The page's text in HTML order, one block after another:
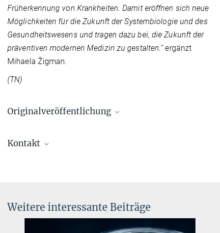
Früherkennung von Krankheiten. Damit eröffnen sich neue
Möglichkeiten für die Zukunft der Systembiologie und des
Gesundheitswesens und tragen dazu bei, die Zukunft der
präventiven modernen Medizin zu gestalten.“ergänzt
Mihaela Žigman.
(TN)
Originalveröffentlichung
Božić, Michael Trubetskov, Nadia Harbeck, Ferenc Krausz,
Source
DOI
Kontakt
Thorsten Naeser
Weitere interessante Beiträge